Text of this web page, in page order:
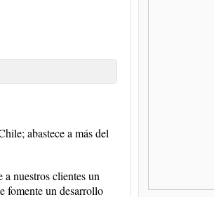
abastece a más del
nuestros clientes un
fomente un desarrollo